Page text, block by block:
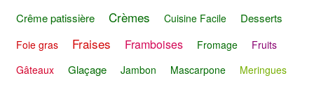
Crême patissière Crèmes Cuisine Facile Desserts
Foie gras Fraises Framboises Fromage
Fruits
Gâteaux
Glaçage Jambon Mascarpone
Meringues